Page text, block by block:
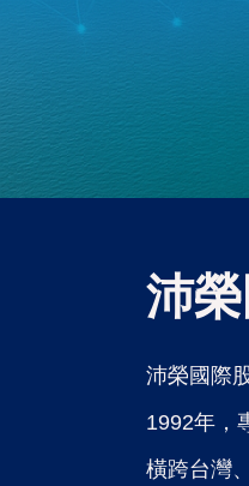
沛
沛榮國際
1992年，
橫跨台灣